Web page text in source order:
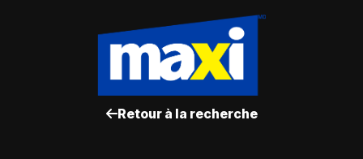
Retour à la recherche